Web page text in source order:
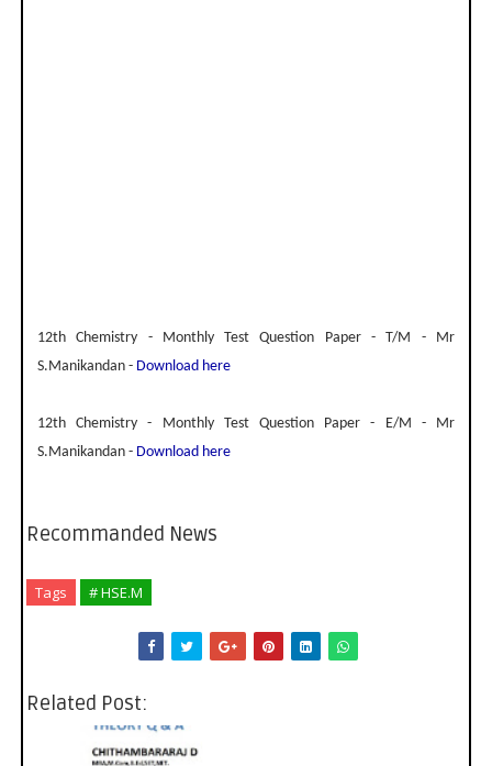
12th Chemistry - Monthly Test Question Paper - T/M - Mr
S.Manikandan - Download here
12th Chemistry - Monthly Test Question Paper - E/M - Mr
S.Manikandan - Download here
Recommanded News
Tags # HSE.M
Related Post: